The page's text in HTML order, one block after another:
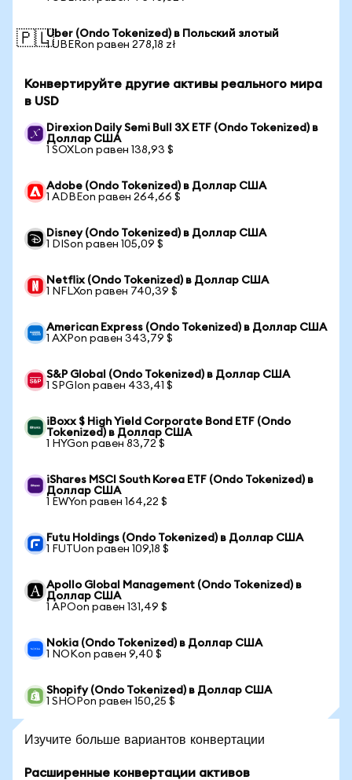
🇵🇱Uber (Ondo Tokenized) в Польский злотый
1 UBERon равен 278,18 zł
Конвертируйте другие активы реального мира
в USD
Direxion Daily Semi Bull 3X ETF (Ondo Tokenized) в
Доллар США
1 SOXLon равен 138,93 $
Adobe (Ondo Tokenized) в Доллар США
1 ADBEon равен 264,66 $
Disney (Ondo Tokenized) в Доллар США
1 DISon равен 105,09 $
Netflix (Ondo Tokenized) в Доллар США
1 NFLXon равен 740,39 $
American Express (Ondo Tokenized) в Доллар США
1 AXPon равен 343,79 $
S&P Global (Ondo Tokenized) в Доллар США
1 SPGIon равен 433,41 $
iBoxx $ High Yield Corporate Bond ETF (Ondo
Tokenized) в Доллар США
1 HYGon равен 83,72 $
iShares MSCI South Korea ETF (Ondo Tokenized) в
Доллар США
1 EWYon равен 164,22 $
Futu Holdings (Ondo Tokenized) в Доллар США
1 FUTUon равен 109,18 $
Apollo Global Management (Ondo Tokenized) в
Доллар США
1 APOon равен 131,49 $
Nokia (Ondo Tokenized) в Доллар США
1 NOKon равен 9,40 $
Shopify (Ondo Tokenized) в Доллар США
1 SHOPon равен 150,25 $
Изучите больше вариантов конвертации
Расширенные конвертации активов